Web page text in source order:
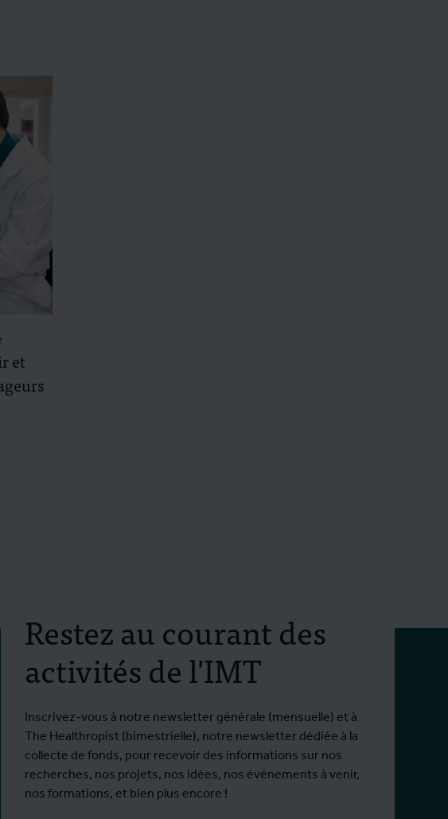
et
Restez au courant des
activités de l'IMT
Inscrivez-vous à notre newsletter générale (mensuelle) et à
The Healthropist (bimestrielle), notre newsletter dédiée à la
collecte de fonds, pour recevoir des informations sur nos
recherches, nos projets, nos idées, nos événements à venir,
nos formations, et bien plus encore !